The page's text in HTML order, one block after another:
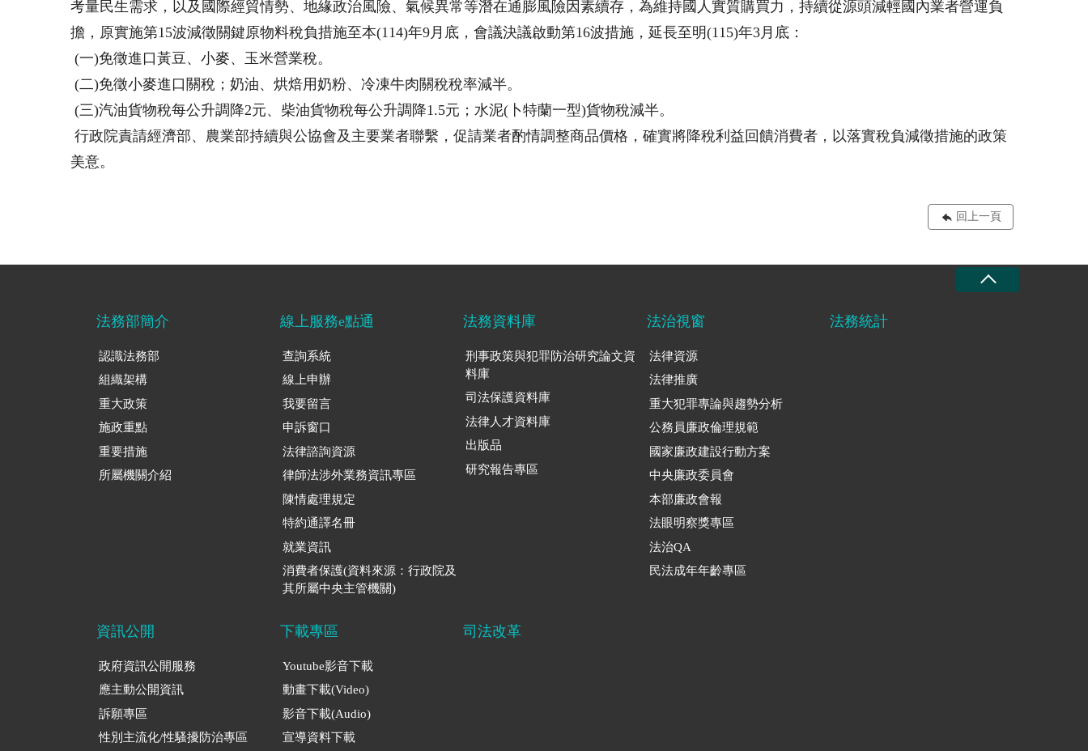
考量民生需求，以及國際經貿情勢、地緣政治風險、氣候異常等潛在通膨風險因素續存，為維持國人實質購買力，持續從源頭減輕國內業者營運負
擔，原實施第15波減徵關鍵原物料稅負措施至本(114)年9月底，會議決議啟動第16波措施，延長至明(115)年3月底：
(一)免徵進口黃豆、小麥、玉米營業稅。
(二)免徵小麥進口關稅；奶油、烘焙用奶粉、冷凍牛肉關稅稅率減半。
(三)汽油貨物稅每公升調降2元、柴油貨物稅每公升調降1.5元；水泥(卜特蘭一型)貨物稅減半。
行政院責請經濟部、農業部持續與公協會及主要業者聯繫，促請業者酌情調整商品價格，確實將降稅利益回饋消費者，以落實稅負減徵措施的政策
美意。
回上一頁
法務部簡介
認識法務部
組織架構
重大政策
施政重點
重要措施
所屬機關介紹
線上服務e點通
查詢系統
線上申辦
我要留言
申訴窗口
法律諮詢資源
律師法涉外業務資訊專區
陳情處理規定
特約通譯名冊
就業資訊
消費者保護(資料來源：行政院及
其所屬中央主管機關)
法務資料庫
刑事政策與犯罪防治研究論文資
料庫
司法保護資料庫
法律人才資料庫
出版品
研究報告專區
法治視窗
法律資源
法律推廣
重大犯罪專論與趨勢分析
公務員廉政倫理規範
國家廉政建設行動方案
中央廉政委員會
本部廉政會報
法眼明察獎專區
法治QA
民法成年年齡專區
法務統計
資訊公開
政府資訊公開服務
應主動公開資訊
訴願專區
性別主流化/性騷擾防治專區
下載專區
Youtube影音下載
動畫下載(Video)
影音下載(Audio)
宣導資料下載
司法改革